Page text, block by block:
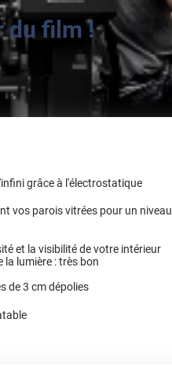
du film !
grâce à l'électrostatique
vos parois vitrées pour un niveau
et la visibilité de votre intérieur
la lumière : très bon
de 3 cm dépolies